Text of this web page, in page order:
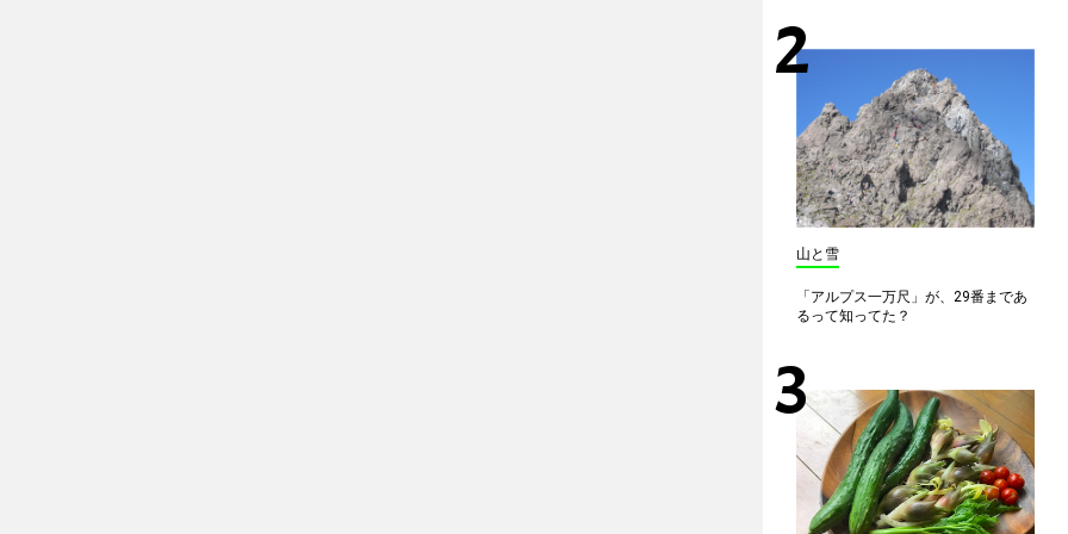
山と雪
「アルプス一万尺」が、29番まであ
るって知ってた？